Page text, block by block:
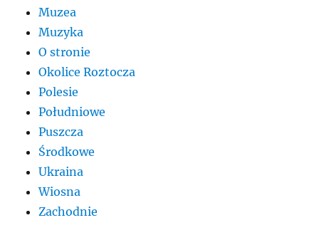
Muzea
Muzyka
O stronie
Okolice Roztocza
Polesie
Południowe
Puszcza
Środkowe
Ukraina
Wiosna
Zachodnie